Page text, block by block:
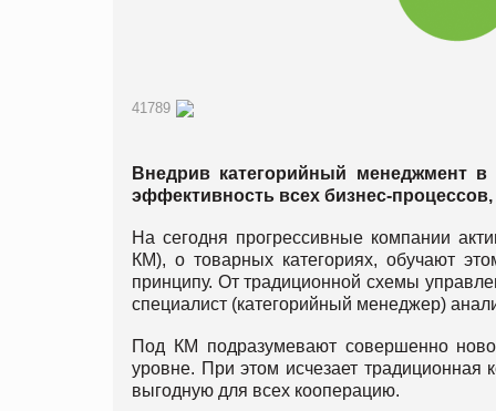
41789
Внедрив категорийный менеджмент
эффективность всех бизнес-
На сегодня прогрессивные компании
КМ), о товарных категориях, обучают
принципу. От традиционной схемы
специалист (категорийный менеджер)
Под КМ подразумевают совершенно
уровне. При этом исчезает
выгодную для всех кооперацию.